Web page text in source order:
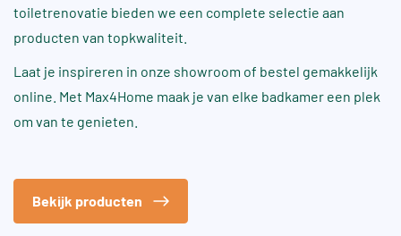
toiletrenovatie bieden we een complete selectie aan
producten van topkwaliteit.
Laat je inspireren in onze showroom of bestel gemakkelijk
online. Met Max4Home maak je van elke badkamer een plek
om van te genieten.
Bekijk producten